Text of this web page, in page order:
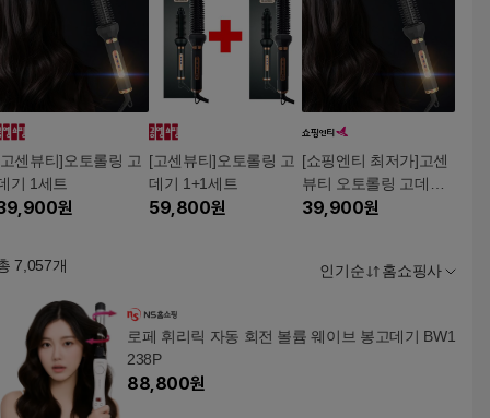
센뷰티]오토롤링 고
기 1세트
원
[고센뷰티]오토롤링 고
데기 1+1세트
59,800원
[쇼핑엔티 최저가]고센
뷰티 오토롤링 고데기
39,900원
39,900원
7,057개 인기순 홈쇼핑사
로페 휘리릭 자동 회전 볼륨 웨이브 봉고데기 BW1
238P
88,800원